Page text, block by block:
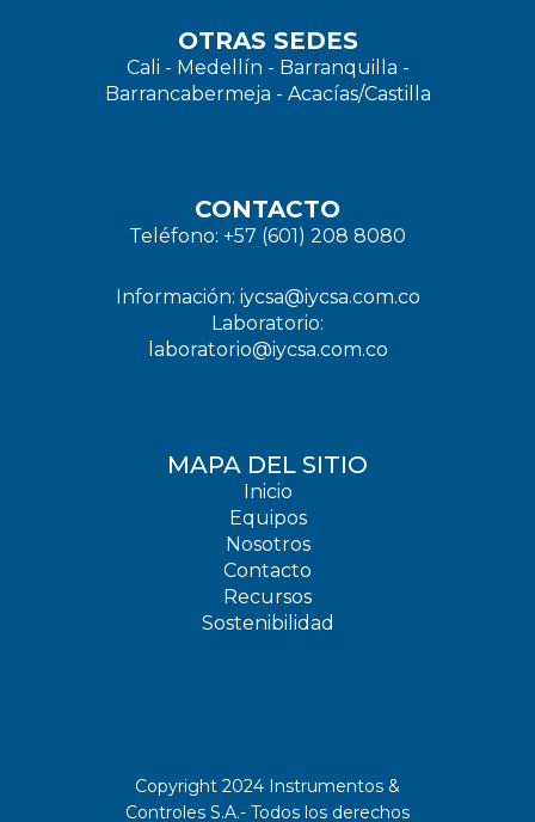
OTRAS SEDES
Cali - Medellín - Barranquilla -
Barrancabermeja - Acacías/Castilla
CONTACTO
Teléfono: +57 (601) 208 8080
Información: iycsa@iycsa.com.co
Laboratorio:
laboratorio@iycsa.com.co
MAPA DEL SITIO
Inicio
Equipos
Nosotros
Contacto
Recursos
Sostenibilidad
Copyright 2024 Instrumentos &
Controles S.A.- Todos los derechos